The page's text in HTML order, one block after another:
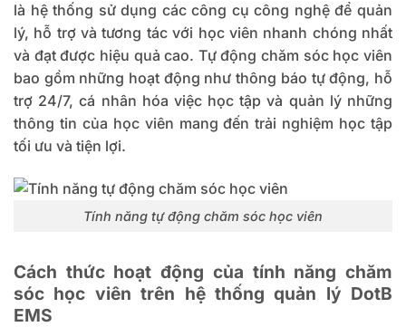
là hệ thống sử dụng các công cụ công nghệ để quản
lý, hỗ trợ và tương tác với học viên nhanh chóng nhất
và đạt được hiệu quả cao. Tự động chăm sóc học viên
bao gồm những hoạt động như thông báo tự động, hỗ
trợ 24/7, cá nhân hóa việc học tập và quản lý những
thông tin của học viên mang đến trải nghiệm học tập
tối ưu và tiện lợi.
Tính năng tự động chăm sóc học viên
Cách thức hoạt động của tính năng chăm
sóc học viên trên hệ thống quản lý DotB
EMS